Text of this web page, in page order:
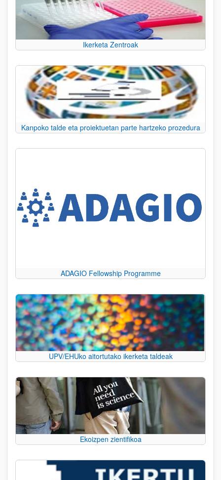
Ikerketa Zentroak
Kanpoko talde eta proiektuetan parte hartzeko prozedura
ADAGIO Fellowship Programme
UPV/EHUko aitortutako ikerketa taldeak
Ekoizpen zientifikoa